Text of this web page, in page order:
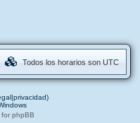
Todos los horarios son UTC
phpBB